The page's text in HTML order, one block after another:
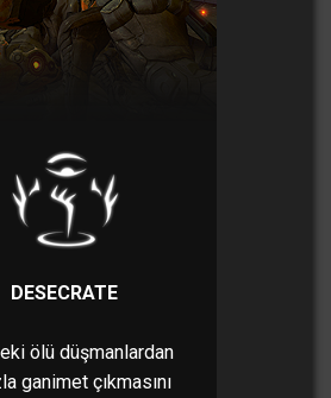
DESECRATE
ölü düşmanlardan
ganimet çıkmasını